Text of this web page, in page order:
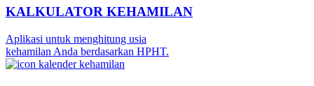
KALKULATOR KEHAMILAN
Aplikasi untuk menghitung usia
kehamilan Anda berdasarkan HPHT.